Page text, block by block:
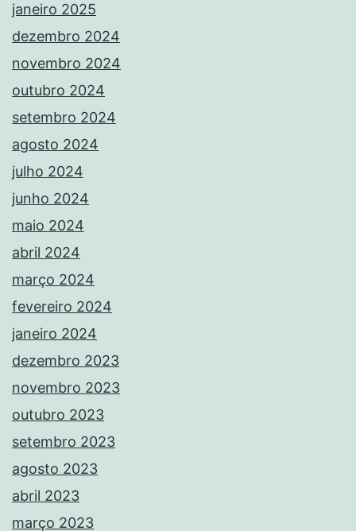
janeiro 2025
dezembro 2024
novembro 2024
outubro 2024
setembro 2024
agosto 2024
julho 2024
junho 2024
maio 2024
abril 2024
março 2024
fevereiro 2024
janeiro 2024
dezembro 2023
novembro 2023
outubro 2023
setembro 2023
agosto 2023
abril 2023
março 2023